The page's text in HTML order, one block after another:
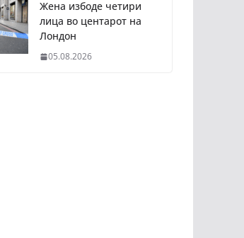
Жена избоде четири
лица во центарот на
Лондон
05.08.2026